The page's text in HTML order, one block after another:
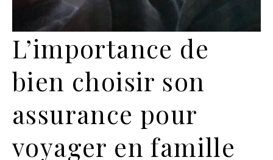
L’importance de
bien choisir son
assurance pour
voyager en famille